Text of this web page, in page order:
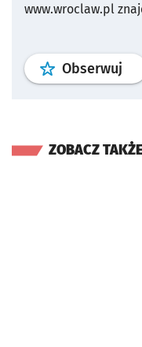
www.wroclaw.pl
Obserwuj
ZOBACZ TAKŻE